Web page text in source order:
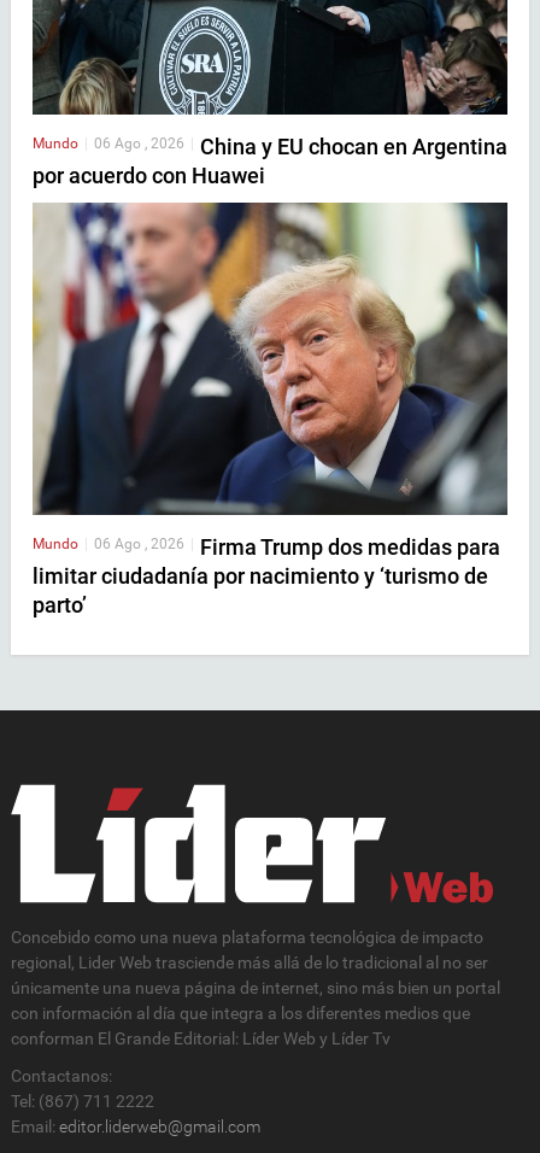
Mundo | 06 Ago , 2026 | China y EU chocan en Argentina
por acuerdo con Huawei
Mundo 06 Ago , 2026
Firma Trump dos medidas para
limitar ciudadanía por nacimiento y ‘turismo de
parto’
Concebido como una nueva plataforma tecnológica de impacto
regional, Lider Web trasciende más allá de lo tradicional al no ser
únicamente una nueva página de internet, sino más bien un portal
con información al día que integra a los diferentes medios que
conforman El Grande Editorial: Líder Web y Líder Tv
Contactanos:
Tel: (867) 711 2222
Email: editor.liderweb@gmail.com